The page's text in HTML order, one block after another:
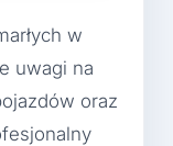
w
uwagi na
oraz